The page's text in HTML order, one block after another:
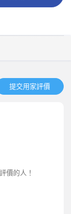
提交用家評價​
價的人！